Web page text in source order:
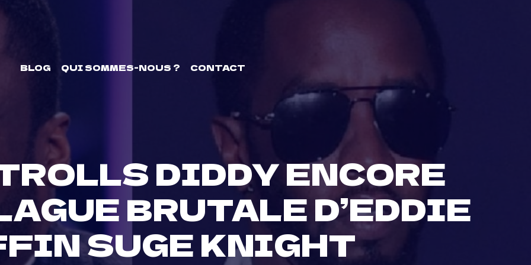
BLOG QUI SOMMES-NOUS ? CONTACT
DIDDY ENCORE
BRUTALE D’EDDIE
SUGE KNIGHT